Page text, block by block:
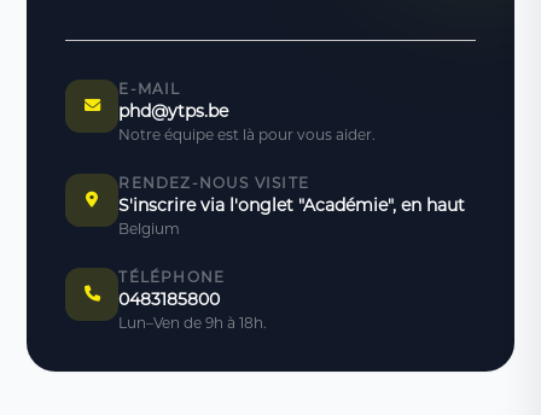
E-MAIL
phd@ytps.be
Notre équipe est là pour vous aider.
RENDEZ-NOUS VISITE
S'inscrire via l'onglet "Académie", en haut
Belgium
TÉLÉPHONE
0483185800
Lun–Ven de 9h à 18h.